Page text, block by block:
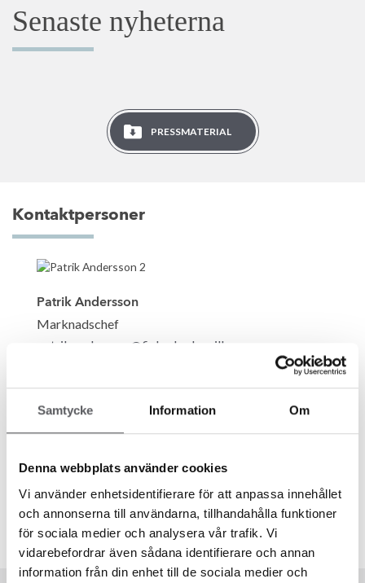
Samtycke Information Om
Denna webbplats använder cookies
Vi använder enhetsidentifierare för att anpassa innehållet
och annonserna till användarna, tillhandahålla funktioner
för sociala medier och analysera vår trafik. Vi
vidarebefordrar även sådana identifierare och annan
information från din enhet till de sociala medier och
Senaste nyheterna
PRESSMATERIAL
Kontaktpersoner
Patrik Andersson
Marknadschef
patrik.andersson@fiskarhedenvillan.se
Sociala medier- och PR-ansvarig
Pantea.guogardi@fiskarhedenvillan.se
+46 243 79 42 42